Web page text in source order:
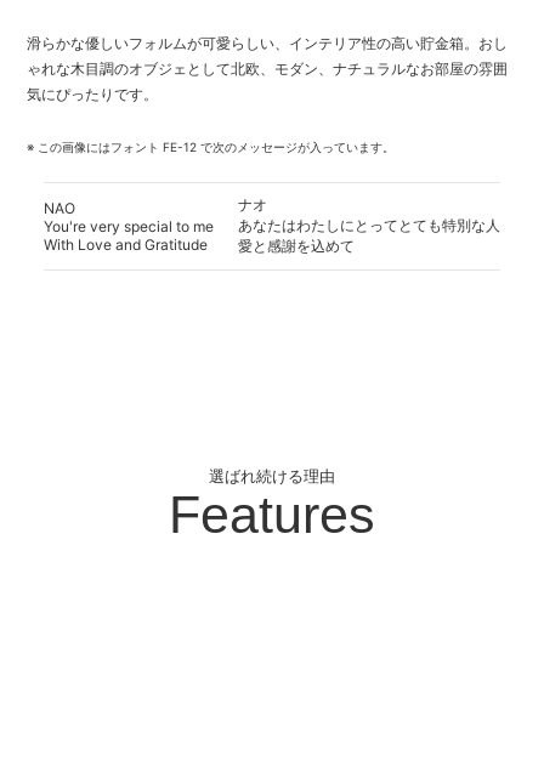
滑らかな優しいフォルムが可愛らしい、インテリア性の高い貯金箱。おし
ゃれな木目調のオブジェとして北欧、モダン、ナチュラルなお部屋の雰囲
気にぴったりです。
※ この画像にはフォント FE-12 で次のメッセージが入っています。
NAO
You're very special to me
With Love and Gratitude
ナオ
あなたはわたしにとってとても特別な人
愛と感謝を込めて
Features
選ばれ続ける理由